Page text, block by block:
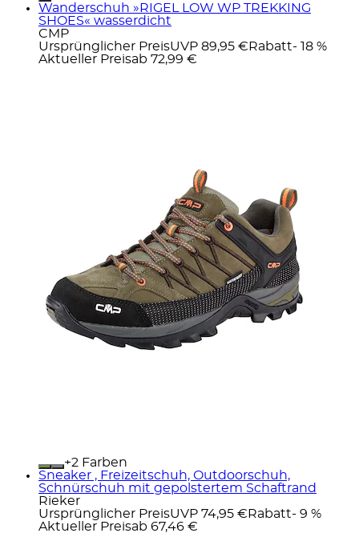
Wanderschuh »RIGEL LOW WP TREKKING
SHOES« wasserdicht
CMP
Ursprünglicher PreisUVP 89,95 € Rabatt- 18 %
Aktueller Preisab 72,99 €
+
Farben
Sneaker , Freizeitschuh, Outdoorschuh,
Schnürschuh mit gepolstertem Schaftrand
Rieker
Ursprünglicher PreisUVP 74,95 € Rabatt- 9 %
Aktueller Preisab 67,46 €